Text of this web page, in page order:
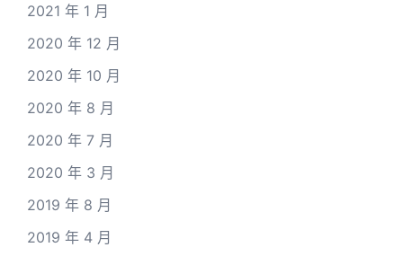
2021 年 1 月
2020 年 12 月
2020 年 10 月
2020 年 8 月
2020 年 7 月
2020 年 3 月
2019 年 8 月
2019 年 4 月